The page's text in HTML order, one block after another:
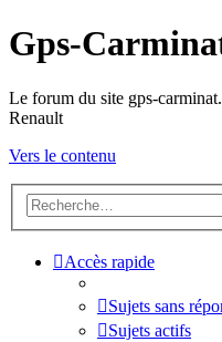
Gps-
Le forum du site gps-
Renault
Vers le contenu
Accès rapide
Sujets sans
Sujets actifs